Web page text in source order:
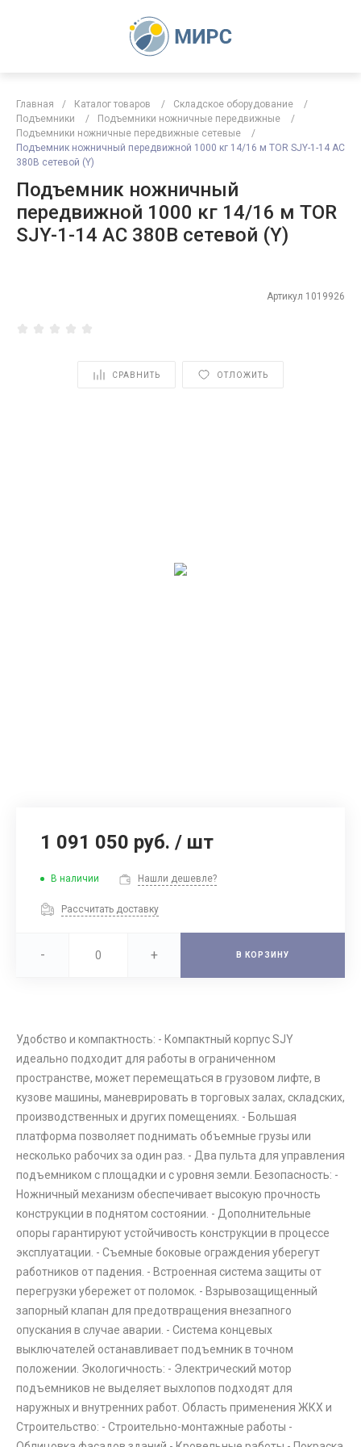
Главная / Каталог товаров / Складское оборудование
/
Подъемники
/ Подъемники ножничные передвижные
/
Подъемники ножничные передвижные сетевые
/
Подъемник ножничный передвижной 1000 кг 14/16 м TOR SJY-1-14 AC
380В сетевой (Y)
Подъемник ножничный
передвижной 1000 кг 14/16 м TOR
SJY-1-14 AC 380В сетевой (Y)
Артикул 1019926
СРАВНИТЬ ОТЛОЖИТЬ
1 091 050 руб. / шт
В наличии Нашли дешевле?
Рассчитать доставку
- + В КОРЗИНУ
Удобство и компактность: - Компактный корпус SJY
идеально подходит для работы в ограниченном
пространстве, может перемещаться в грузовом лифте, в
кузове машины, маневрировать в торговых залах, складских,
производственных и других помещениях. - Большая
платформа позволяет поднимать объемные грузы или
несколько рабочих за один раз. - Два пульта для управления
подъемником с площадки и с уровня земли. Безопасность: -
Ножничный механизм обеспечивает высокую прочность
конструкции в поднятом состоянии. - Дополнительные
опоры гарантируют устойчивость конструкции в процессе
эксплуатации. - Съемные боковые ограждения уберегут
работников от падения. - Встроенная система защиты от
перегрузки убережет от поломок. - Взрывозащищенный
запорный клапан для предотвращения внезапного
опускания в случае аварии. - Система концевых
выключателей останавливает подъемник в точном
положении. Экологичность: - Электрический мотор
подъемников не выделяет выхлопов подходят для
наружных и внутренних работ. Область применения ЖКХ и
Строительство: - Строительно-монтажные работы -